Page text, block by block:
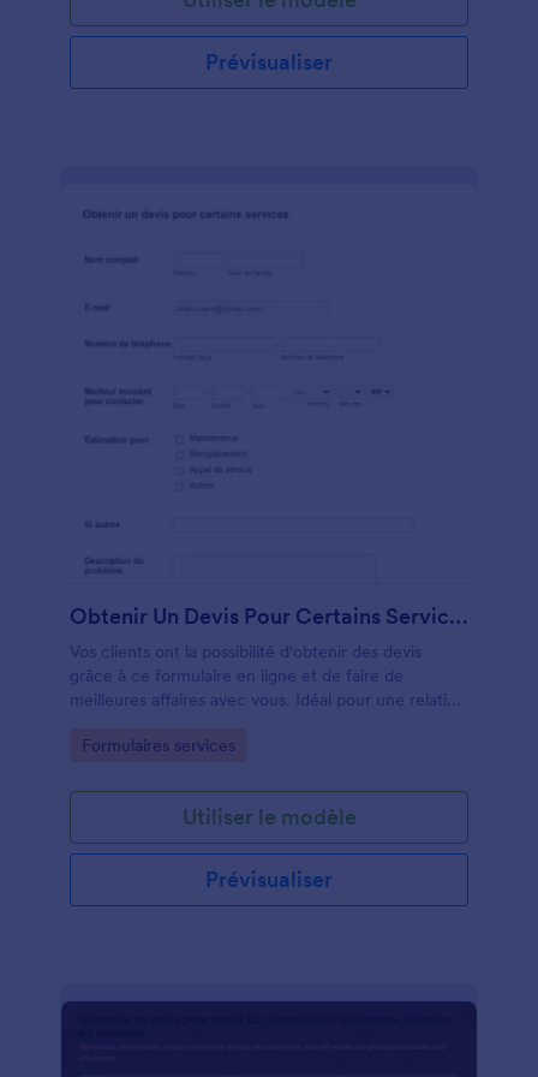
Prévisualiser
Obtenir Un Devis Pour Certains Services
Vos clients ont la possibilité d'obtenir des devis
grâce à ce formulaire en ligne et de faire de
meilleures affaires avec vous. Idéal pour une relation
Go to Category:
Formulaires services
Utiliser le modèle
Prévisualiser